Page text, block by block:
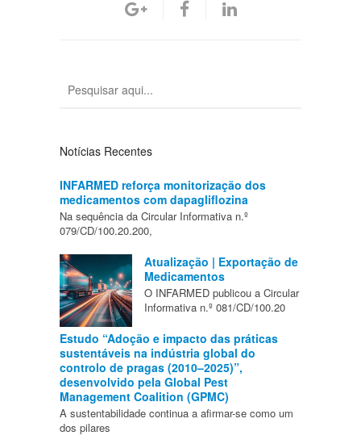
Notícias Recentes
INFARMED reforça monitorização dos
medicamentos com dapagliflozina
Na sequência da Circular Informativa n.º
079/CD/100.20.200,
Atualização | Exportação de
Medicamentos
O INFARMED publicou a Circular
Informativa n.º 081/CD/100.20
Estudo “Adoção e impacto das práticas
sustentáveis na indústria global do
controlo de pragas (2010–2025)”,
desenvolvido pela Global Pest
Management Coalition (GPMC)
A sustentabilidade continua a afirmar-se como um
dos pilares